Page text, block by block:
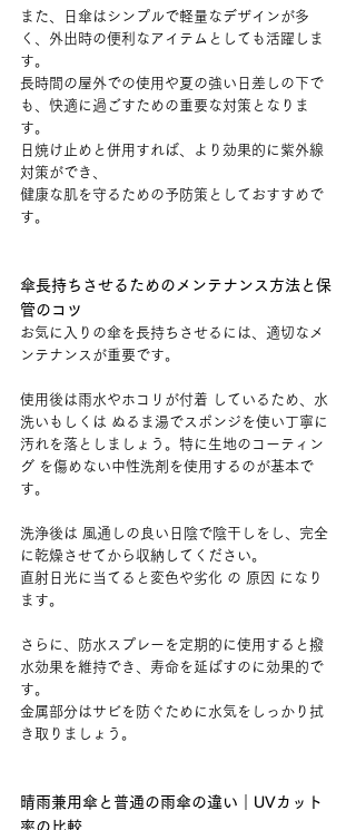
また、日傘はシンプルで軽量なデザインが多
く、外出時の便利なアイテムとしても活躍しま
す。
長時間の屋外での使用や夏の強い日差しの下で
も、快適に過ごすための重要な対策となりま
す。
日焼け止めと併用すれば、より効果的に紫外線
対策ができ、
健康な肌を守るための予防策としておすすめで
す。
傘長持ちさせるためのメンテナンス方法と保
管のコツ
お気に入りの傘を長持ちさせるには、適切なメ
ンテナンスが重要です。
使用後は雨水やホコリが付着 しているため、水
洗いもしくは ぬるま湯でスポンジを使い丁寧に
汚れを落としましょう。特に生地のコーティン
グ を傷めない中性洗剤を使用するのが基本で
す。
洗浄後は 風通しの良い日陰で陰干しをし、完全
に乾燥させてから収納してください。
直射日光に当てると変色や劣化 の 原因 になり
ます。
さらに、防水スプレーを定期的に使用すると撥
水効果を維持でき、寿命を延ばすのに効果的で
す。
金属部分はサビを防ぐために水気をしっかり拭
き取りましょう。
晴雨兼用傘と普通の雨傘の違い｜UVカット
率の比較